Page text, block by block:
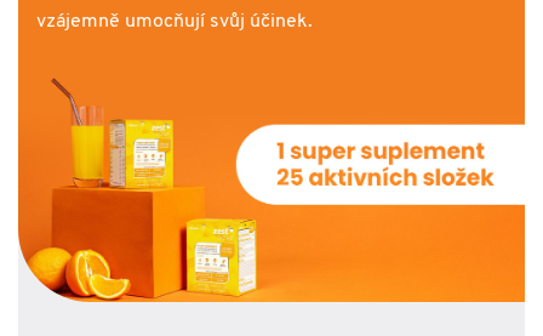
vzájemně umocňují svůj účinek.